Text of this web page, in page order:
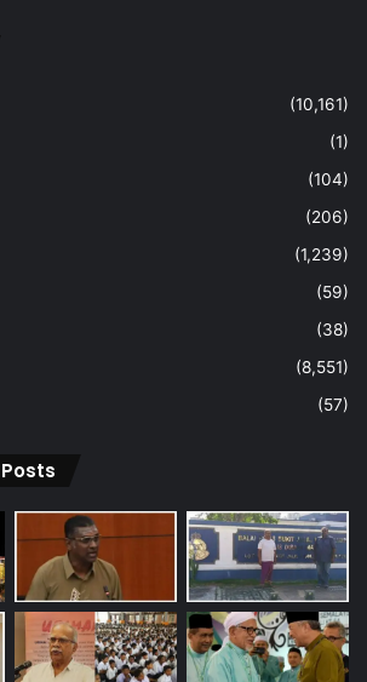
(10,161)
(1)
(104)
(206)
(1,239)
(59)
(38)
(8,551)
(57)